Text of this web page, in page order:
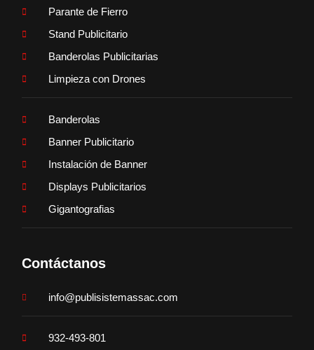
Parante de Fierro
Stand Publicitario
Banderolas Publicitarias
Limpieza con Drones
Banderolas
Banner Publicitario
Instalación de Banner
Displays Publicitarios
Gigantografias
Contáctanos
info@publisistemassac.com
932-493-801